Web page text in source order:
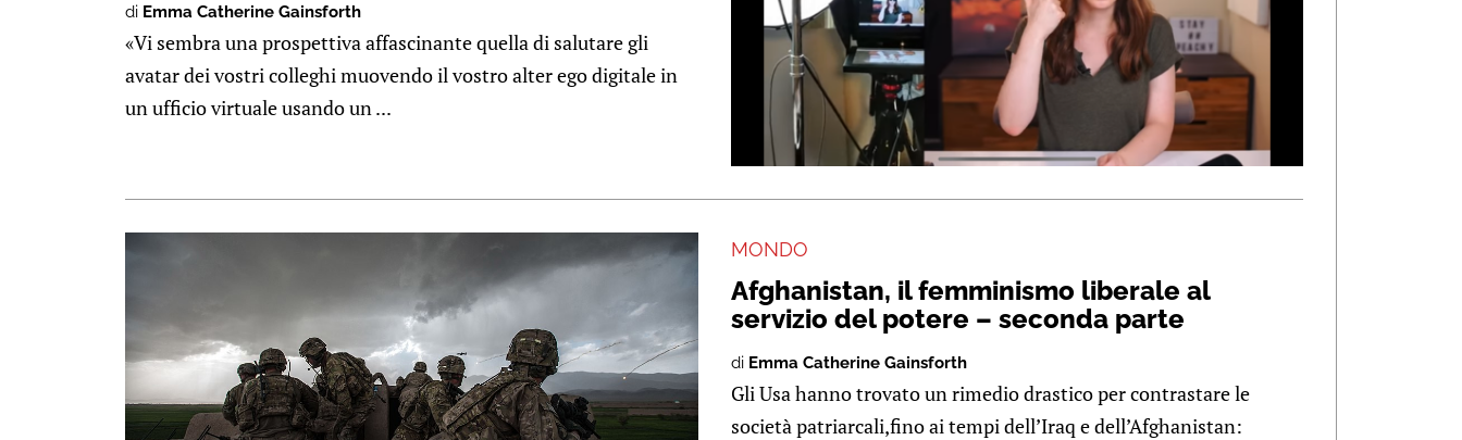
di Emma Catherine Gainsforth
«Vi sembra una prospettiva affascinante quella di salutare gli
avatar dei vostri colleghi muovendo il vostro alter ego digitale in
un ufficio virtuale usando un ...
MONDO
Afghanistan, il femminismo liberale al
servizio del potere – seconda parte
di Emma Catherine Gainsforth
Gli Usa hanno trovato un rimedio drastico per contrastare le
società patriarcali,fino ai tempi dell’Iraq e dell’Afghanistan: